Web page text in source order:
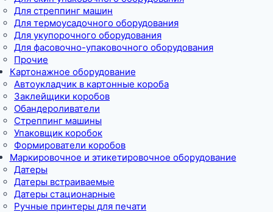
Для стреппинг машин
Для термоусадочного оборудования
Для укупорочного оборудования
Для фасовочно-упаковочного оборудования
Прочие
Картонажное оборудование
Автоукладчик в картонные короба
Заклейщики коробов
Обандероливатели
Стреппинг машины
Упаковщик коробок
Формирователи коробов
Маркировочное и этикетировочное оборудование
Датеры
Датеры встраиваемые
Датеры стационарные
Ручные принтеры для печати